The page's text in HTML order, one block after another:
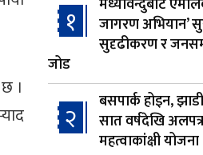
।
१
मध्यविन्दुबाट
जागरण अभियान’
सुदृढीकरण र
जोड
२
बसपार्क होइन,
सात वर्षदेखि
महत्वाकांक्षी योजना